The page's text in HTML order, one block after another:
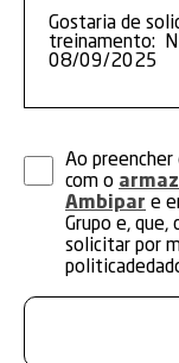
Ao
com o
Ambipar e
Grupo e, que,
solicitar por